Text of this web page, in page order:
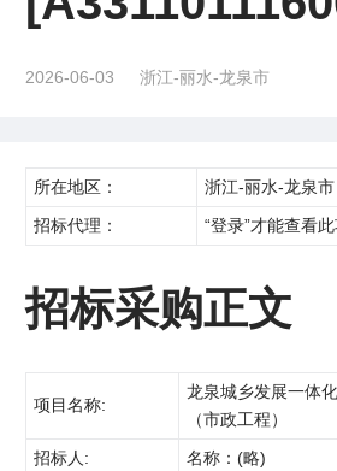
2026-06-03 浙江-丽水-龙泉市
所在地区：
浙江-丽水-龙泉市
招标代理：
“登录”才能查看此
招标采购正文
项目名称:
龙泉城乡发展一体
（市政工程）
招标人:
名称：(略)